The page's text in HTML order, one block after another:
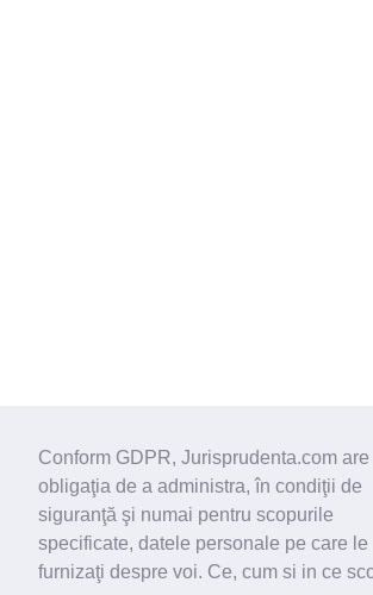
Conform GDPR, Jurisprudenta.com are
obligaţia de a administra, în condiţii de
siguranţă şi numai pentru scopurile
specificate, datele personale pe care le
furnizaţi despre voi. Ce, cum si in ce
Pagina urmatoare